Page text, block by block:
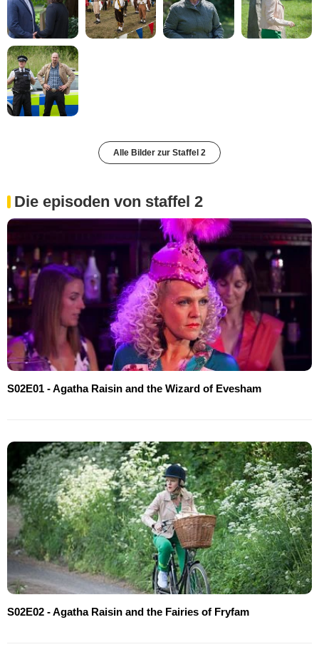
Alle Bilder zur Staffel 2
Die episoden von staffel 2
S02E01 - Agatha Raisin and the Wizard of Evesham
S02E02 - Agatha Raisin and the Fairies of Fryfam